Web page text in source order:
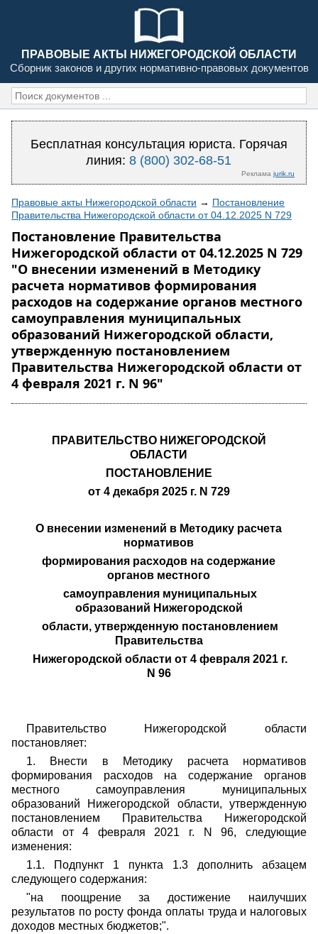
ПРАВОВЫЕ АКТЫ НИЖЕГОРОДСКОЙ ОБЛАСТИ
Сборник законов и других нормативно-правовых документов
Бесплатная консультация юриста. Горячая
линия:8 (800) 302-68-51
Реклама jurik.ru
Правовые акты Нижегородской области → Постановление
Правительства Нижегородской области от 04.12.2025 N 729
Постановление Правительства
Нижегородской области от 04.12.2025 N 729
"О внесении изменений в Методику
расчета нормативов формирования
расходов на содержание органов местного
самоуправления муниципальных
образований Нижегородской области,
утвержденную постановлением
Правительства Нижегородской области от
4 февраля 2021 г. N 96"
ПРАВИТЕЛЬСТВО НИЖЕГОРОДСКОЙ
ОБЛАСТИ
ПОСТАНОВЛЕНИЕ
от 4 декабря 2025 г. N 729
О внесении изменений в Методику расчета
нормативов
формирования расходов на содержание
органов местного
самоуправления муниципальных
образований Нижегородской
области, утвержденную постановлением
Правительства
Нижегородской области от 4 февраля 2021 г.
N 96
Правительство Нижегородской области
постановляет:
1. Внести в Методику расчета нормативов
формирования расходов на содержание органов
местного самоуправления муниципальных
образований Нижегородской области, утвержденную
постановлением Правительства Нижегородской
области от 4 февраля 2021 г. N 96, следующие
изменения:
1.1. Подпункт 1 пункта 1.3 дополнить абзацем
следующего содержания:
"на поощрение за достижение наилучших
результатов по росту фонда оплаты труда и налоговых
доходов местных бюджетов;".